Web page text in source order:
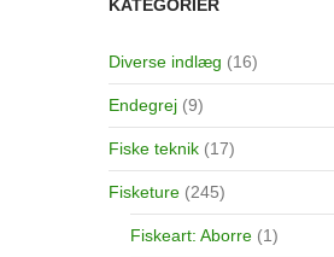
KATEGORIER
Diverse indlæg (16)
Endegrej (9)
Fiske teknik (17)
Fisketure (245)
Fiskeart: Aborre (1)